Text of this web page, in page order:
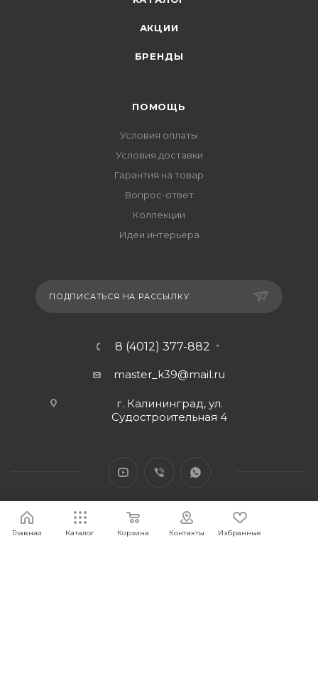
АКЦИИ
БРЕНДЫ
ПОМОЩЬ
Условия оплаты
Условия доставки
Гарантия на товар
Вопрос-ответ
Коллекции
Идеи интерьера
ПОДПИСАТЬСЯ НА РАССЫЛКУ
8 (4012) 377-882
master_k39@mail.ru
г. Калининград, ул.
Судостроительная 4
Главная Каталог Корзина Контакты Избранные